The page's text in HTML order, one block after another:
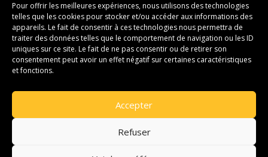
Pour offrir les meilleures expériences, nous utilisons des technologies
telles que les cookies pour stocker et/ou accéder aux informations des
appareils. Le fait de consentir à ces technologies nous permettra de
traiter des données telles que le comportement de navigation ou les ID
uniques sur ce site. Le fait de ne pas consentir ou de retirer son
consentement peut avoir un effet négatif sur certaines caractéristiques
et fonctions.
Accepter
Refuser
Contact